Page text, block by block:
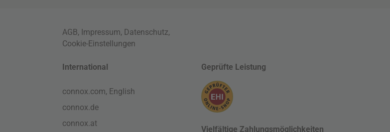
AGB, Impressum, Datenschutz,
Cookie-Einstellungen
International
connox.com, English
connox.de
connox.at
Geprüfte Leistung
Vielfältige Zahlungsmöglichkeiten